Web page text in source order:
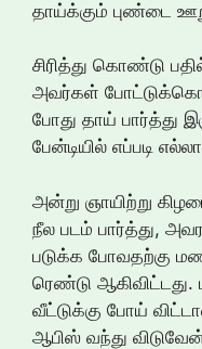
தாய்க்கும் புண்டை
சிரித்து கொண்டு
அவர்கள்
போது தாய் பார்த்து
பேன்டியில் எப்படி
அன்று ஞாயிற்று
நீல படம் பார்த்து,
படுக்க போவதற்கு
ரெண்டு ஆகிவிட்டது.
வீட்டுக்கு போய்
ஆபிஸ் வந்து